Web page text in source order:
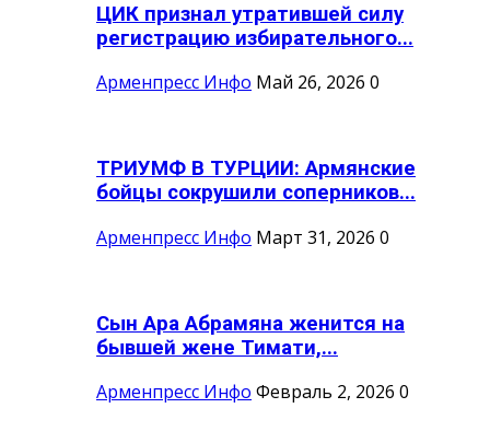
ЦИК признал утратившей силу
регистрацию избирательного...
Арменпресс Инфо Май 26, 2026 0
ТРИУМФ В ТУРЦИИ: Армянские
бойцы сокрушили соперников...
Арменпресс Инфо Март 31, 2026 0
Сын Ара Абрамяна женится на
бывшей жене Тимати,...
Арменпресс Инфо Февраль 2, 2026 0